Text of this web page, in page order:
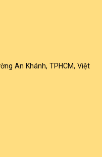
An Khánh, TPHCM, Việt